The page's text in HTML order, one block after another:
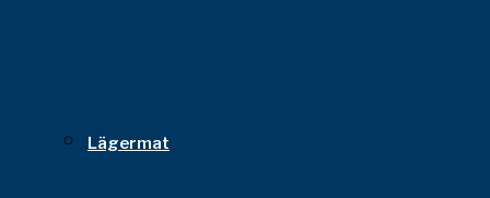
Lägermat